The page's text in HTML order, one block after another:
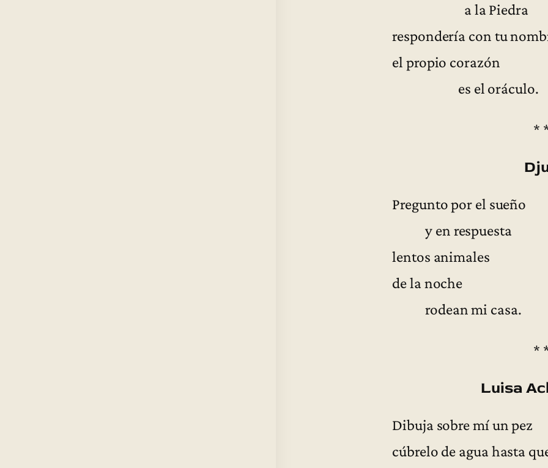
a la Piedra
respondería con tu
el propio corazón
es el oráculo.
*
Pregunto por el sueño
y en respuesta
lentos animales
de la noche
rodean mi casa.
*
Luisa
Dibuja sobre mí un pez
cúbrelo de agua hasta